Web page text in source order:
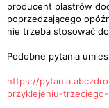
producent plastrów
poprzedzającego
nie trzeba stosować
Podobne pytania
https://
przyklejeniu-